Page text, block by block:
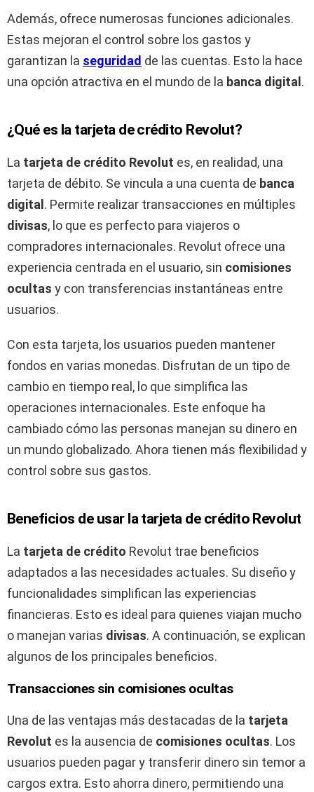
Además, ofrece numerosas funciones adicionales.
Estas mejoran el control sobre los gastos y
garantizan la seguridad de las cuentas. Esto la hace
una opción atractiva en el mundo de la banca digital .
¿Qué es la tarjeta de crédito Revolut?
La tarjeta de crédito Revolut es, en realidad, una
tarjeta de débito. Se vincula a una cuenta de banca
digital . Permite realizar transacciones en múltiples
divisas, lo que es perfecto para viajeros o
compradores internacionales. Revolut ofrece una
experiencia centrada en el usuario, sin comisiones
ocultas y con transferencias instantáneas entre
usuarios.
Con esta tarjeta, los usuarios pueden mantener
fondos en varias monedas. Disfrutan de un tipo de
cambio en tiempo real, lo que simplifica las
operaciones internacionales. Este enfoque ha
cambiado cómo las personas manejan su dinero en
un mundo globalizado. Ahora tienen más flexibilidad y
control sobre sus gastos.
Beneficios de usar la tarjeta de crédito Revolut
La tarjeta de crédito Revolut trae beneficios
adaptados a las necesidades actuales. Su diseño y
funcionalidades simplifican las experiencias
financieras. Esto es ideal para quienes viajan mucho
o manejan varias divisas. A continuación, se explican
algunos de los principales beneficios.
Transacciones sin comisiones ocultas
Una de las ventajas más destacadas de la tarjeta
Revolut es la ausencia de comisiones ocultas. Los
usuarios pueden pagar y transferir dinero sin temor a
cargos extra. Esto ahorra dinero, permitiendo una